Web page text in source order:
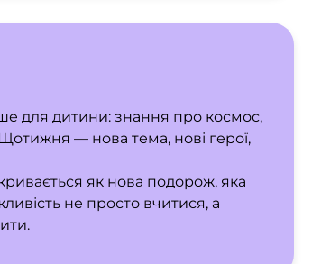
для дитини: знання про космос,
— нова тема, нові герої,
як нова подорож, яка
не просто вчитися, а